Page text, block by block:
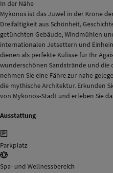
In der Nähe
Mykonos ist das Juwel in der Krone
Dreifaltigkeit aus Schönheit,
getünchten Gebäude, Windmühlen
internationalen Jetsettern und
dienen als perfekte Kulisse für Ihr
wunderschönen Sandstrände und
nehmen Sie eine Fähre zur nahe
die mythische Architektur. Erkunden
von Mykonos-Stadt und erleben Sie
Ausstattung
Parkplatz
Spa- und Wellnessbereich